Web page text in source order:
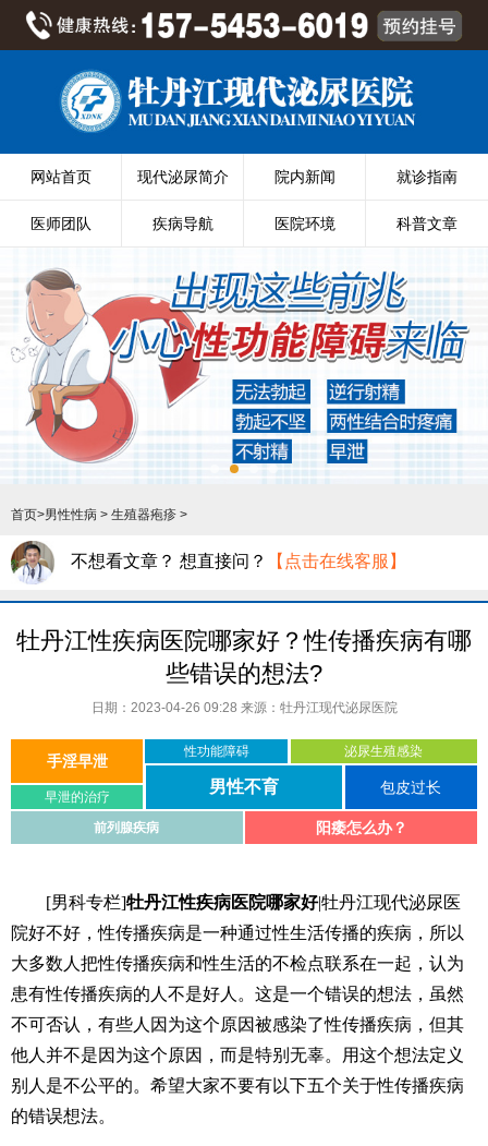
网站首页 现代泌尿简介 院内新闻 就诊指南
医师团队 疾病导航 医院环境 科普文章
首页>男性性病 > 生殖器疱疹 >
不想看文章？ 想直接问？ 【点击在线客服】
牡丹江性疾病医院哪家好？性传播疾病有哪
些错误的想法?
日期：2023-04-26 09:28 来源： 牡丹江现代泌尿医院
手淫早泄
性功能障碍 泌尿生殖感染
包皮过长
男性不育
早泄的治疗
前列腺疾病
阳痿怎么办？
[男科专栏]牡丹江性疾病医院哪家好|牡丹江现代泌尿医
院好不好，性传播疾病是一种通过性生活传播的疾病，所以
大多数人把性传播疾病和性生活的不检点联系在一起，认为
患有性传播疾病的人不是好人。这是一个错误的想法，虽然
不可否认，有些人因为这个原因被感染了性传播疾病，但其
他人并不是因为这个原因，而是特别无辜。用这个想法定义
别人是不公平的。希望大家不要有以下五个关于性传播疾病
的错误想法。